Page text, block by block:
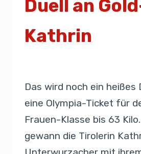
Duell an
Kathrin
Das wird noch ein heißes
eine Olympia-Ticket für
Frauen-Klasse bis 63
gewann die Tirolerin